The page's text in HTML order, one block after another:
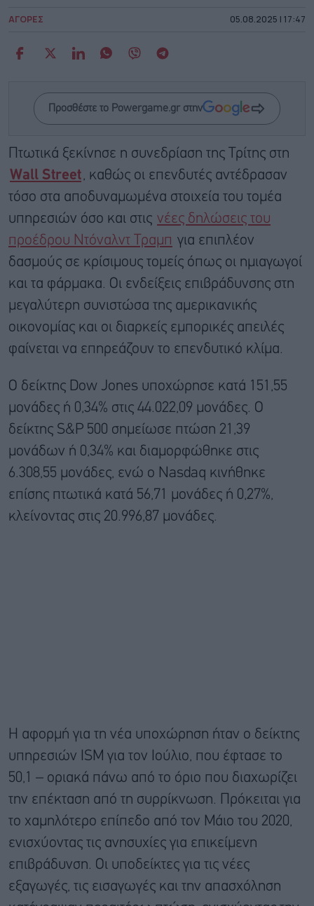
ΑΓΟΡΕΣ 05.08.2025 | 17:47
Προσθέστε το Powergame.gr στην
Πτωτικά ξεκίνησε η συνεδρίαση της Τρίτης στη
Wall Street
, καθώς οι επενδυτές αντέδρασαν
τόσο στα αποδυναμωμένα στοιχεία του τομέα
υπηρεσιών όσο και στις νέες δηλώσεις του
προέδρου Ντόναλντ Τραμπ για επιπλέον
δασμούς σε κρίσιμους τομείς όπως οι ημιαγωγοί
και τα φάρμακα. Οι ενδείξεις επιβράδυνσης στη
μεγαλύτερη συνιστώσα της αμερικανικής
οικονομίας και οι διαρκείς εμπορικές απειλές
φαίνεται να επηρεάζουν το επενδυτικό κλίμα.
Ο δείκτης Dow Jones υποχώρησε κατά 151,55
μονάδες ή 0,34% στις 44.022,09 μονάδες. Ο
δείκτης S&P 500 σημείωσε πτώση 21,39
μονάδων ή 0,34% και διαμορφώθηκε στις
6.308,55 μονάδες, ενώ ο Nasdaq κινήθηκε
επίσης πτωτικά κατά 56,71 μονάδες ή 0,27%,
κλείνοντας στις 20.996,87 μονάδες.
Η αφορμή για τη νέα υποχώρηση ήταν ο δείκτης
υπηρεσιών ISM για τον Ιούλιο, που έφτασε το
50,1 – οριακά πάνω από το όριο που διαχωρίζει
την επέκταση από τη συρρίκνωση. Πρόκειται για
το χαμηλότερο επίπεδο από τον Μάιο του 2020,
ενισχύοντας τις ανησυχίες για επικείμενη
επιβράδυνση. Οι υποδείκτες για τις νέες
εξαγωγές, τις εισαγωγές και την απασχόληση